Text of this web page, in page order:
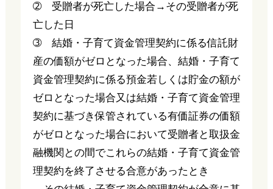
➁ 受贈者が死亡した場合→その受贈者が死
亡した日
➂ 結婚・子育て資金管理契約に係る信託財
産の価額がゼロとなった場合、結婚・子育て
資金管理契約に係る預金若しくは貯金の額が
ゼロとなった場合又は結婚・子育て資金管理
契約に基づき保管されている有価証券の価額
がゼロとなった場合において受贈者と取扱金
融機関との間でこれらの結婚・子育て資金管
理契約を終了させる合意があったとき